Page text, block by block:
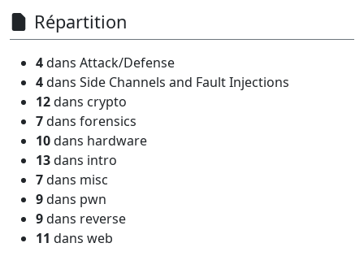
Répartition
4dans Attack/Defense
4dans Side Channels and Fault Injections
12dans crypto
7dans forensics
10dans hardware
13dans intro
7dans misc
9dans pwn
9dans reverse
11 dans web